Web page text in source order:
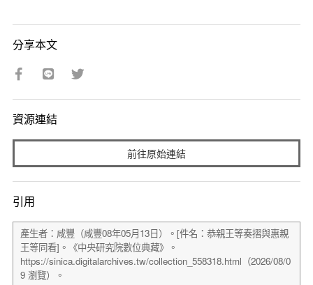
分享本文
資源連結
前往原始連結
引用